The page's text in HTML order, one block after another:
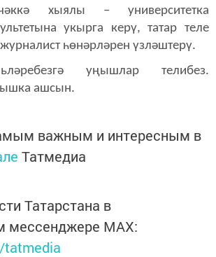
хыялы – университетка
укырга керү, татар теле
һөнәрләрен үзләштерү.
уңышлар телибез.
ашсын.
важным и интересным в
Татмедиа
Татарстана в
мессенджере MАХ: